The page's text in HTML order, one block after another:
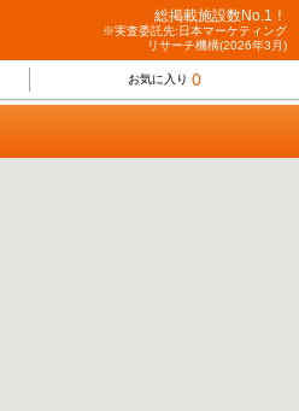
総掲載施設数No.1！
※実査委託先:日本マーケティング
リサーチ機構(2026年3月)
お気に入り 0